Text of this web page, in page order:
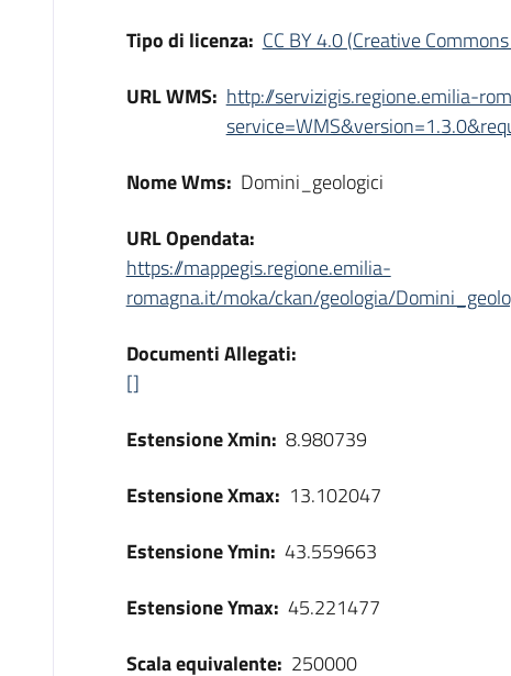
Tipo di licenza: CC BY 4.0 (Creative
URL WMS: http://servizigis.regione.emilia-
Nome Wms: Domini_geologici
URL Opendata:
https://mappegis.regione.emilia-
romagna.it/moka/ckan/geologia/
Documenti Allegati:
[]
Estensione Xmin: 8.980739
Estensione Xmax: 13.102047
Estensione Ymin: 43.559663
Estensione Ymax: 45.221477
Scala equivalente: 250000